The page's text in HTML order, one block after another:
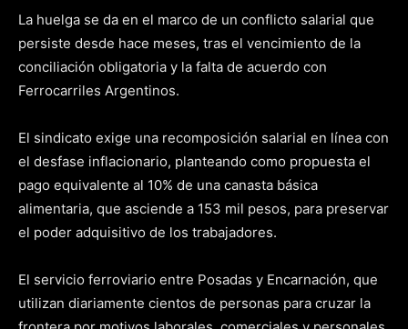
La huelga se da en el marco de un conflicto salarial que
persiste desde hace meses, tras el vencimiento de la
conciliación obligatoria y la falta de acuerdo con
Ferrocarriles Argentinos.
El sindicato exige una recomposición salarial en línea con
el desfase inflacionario, planteando como propuesta el
pago equivalente al 10% de una canasta básica
alimentaria, que asciende a 153 mil pesos, para preservar
el poder adquisitivo de los trabajadores.
El servicio ferroviario entre Posadas y Encarnación, que
utilizan diariamente cientos de personas para cruzar la